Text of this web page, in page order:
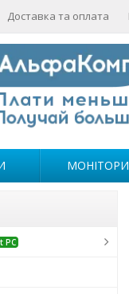
Доставка та оплата
МОНІТОРИ
PC